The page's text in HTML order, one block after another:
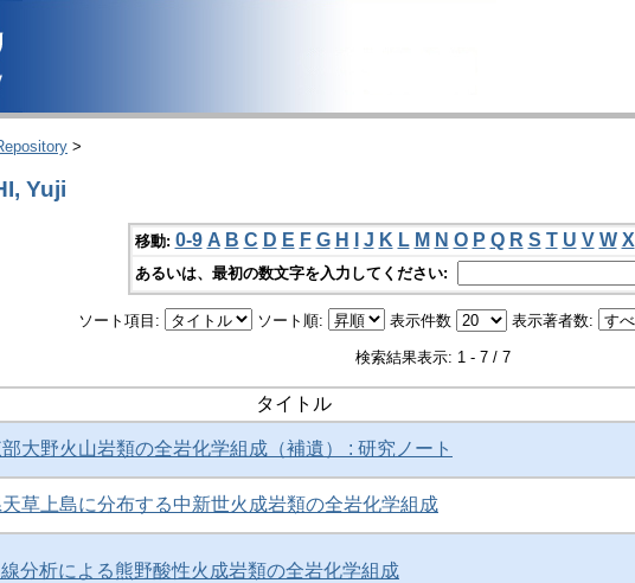
>
Yuji
移動: 0-9 A B C D E F G H J K L M N O P Q R S T U V W X
あるいは、最初の数文字を入力してください:
ソート項目: ソート順: 表示件数 表示著者数:
検索結果表示: 1 - 7 / 7
タイトル
大野火山岩類の全岩化学組成（補遺） : 研究ノート
草上島に分布する中新世火成岩類の全岩化学組成
分析による熊野酸性火成岩類の全岩化学組成